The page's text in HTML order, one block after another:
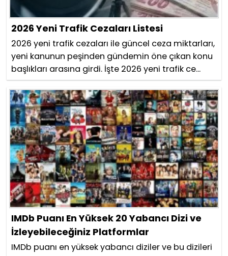
2026 Yeni Trafik Cezaları Listesi
2026 yeni trafik cezaları ile güncel ceza miktarları,
yeni kanunun peşinden gündemin öne çıkan konu
başlıkları arasına girdi. İşte 2026 yeni trafik ce...
IMDb Puanı En Yüksek 20 Yabancı Dizi ve
İzleyebileceğiniz Platformlar
IMDb puanı en yüksek yabancı diziler ve bu dizileri